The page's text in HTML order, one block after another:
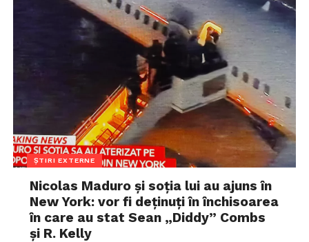
ȘTIRI EXTERNE
Nicolas Maduro și soția lui au ajuns în
New York: vor fi deținuți în închisoarea
în care au stat Sean „Diddy” Combs
și R. Kelly